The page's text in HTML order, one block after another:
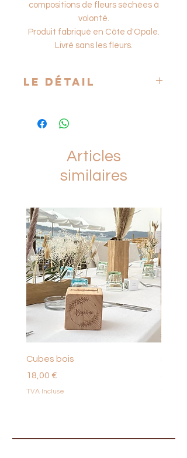
compositions de fleurs séchées à
volonté.
Produit fabriqué en Côte d'Opale.
Livré sans les fleurs.
Le détail
Options
= Chêne
Prix indiqué hors frais de livraison
Articles
similaires
Cubes bois
Prix
18,00 €
TVA Incluse
Prix
46,00 €
TVA